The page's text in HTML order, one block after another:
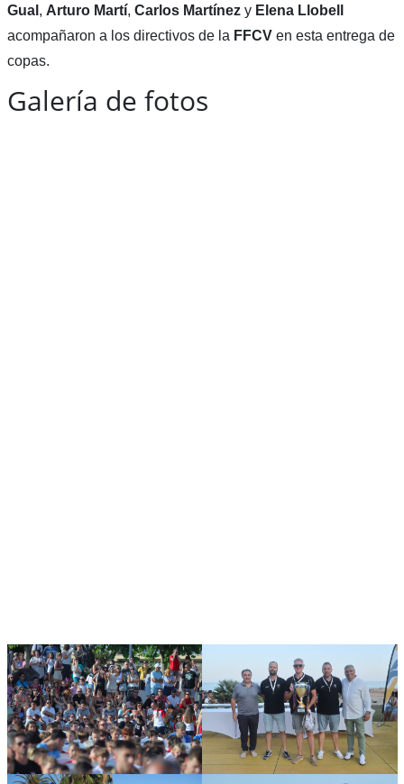
Gual , Arturo Martí, Carlos Martínezy Elena Llobell
acompañaron a los directivos de la FFCVen esta entrega de
copas.
Galería de fotos